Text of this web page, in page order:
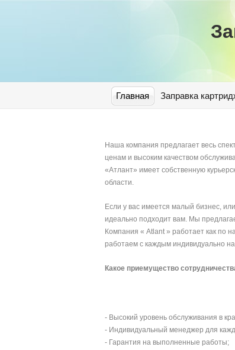
Главная Заправка
Наша компания предлагает весь
ценам и высоким качеством
«Атлант» имеет собственную
области.
Если у вас имеется малый бизнес,
идеально подходит вам. Мы
Компания « Atlant » работает как по
работаем с каждым индивидуально
Какое приемущество
- Высокий уровень обслуживания в
- Индивидуальный менеджер для
- Гарантия на выполненные работы;